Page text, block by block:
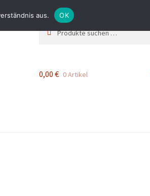
nach:
0,00 € 0 Artikel
aus. OK